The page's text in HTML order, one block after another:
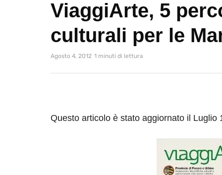
ViaggiArte, 5
culturali per le
Agosto 4, 2012 1 minuti di lettura
Questo articolo è stato aggiornato il Luglio